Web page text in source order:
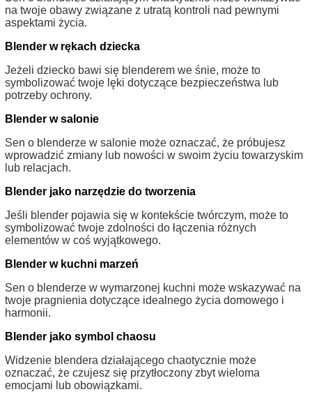
na twoje obawy związane z utratą kontroli nad pewnymi
aspektami życia.
Blender w rękach dziecka
Jeżeli dziecko bawi się blenderem we śnie, może to
symbolizować twoje lęki dotyczące bezpieczeństwa lub
potrzeby ochrony.
Blender w salonie
Sen o blenderze w salonie może oznaczać, że próbujesz
wprowadzić zmiany lub nowości w swoim życiu towarzyskim
lub relacjach.
Blender jako narzędzie do tworzenia
Jeśli blender pojawia się w kontekście twórczym, może to
symbolizować twoje zdolności do łączenia różnych
elementów w coś wyjątkowego.
Blender w kuchni marzeń
Sen o blenderze w wymarzonej kuchni może wskazywać na
twoje pragnienia dotyczące idealnego życia domowego i
harmonii.
Blender jako symbol chaosu
Widzenie blendera działającego chaotycznie może
oznaczać, że czujesz się przytłoczony zbyt wieloma
emocjami lub obowiązkami.